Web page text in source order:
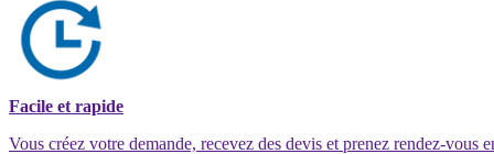
Facile et rapide
Vous créez votre demande, recevez des devis et prenez rendez-vous